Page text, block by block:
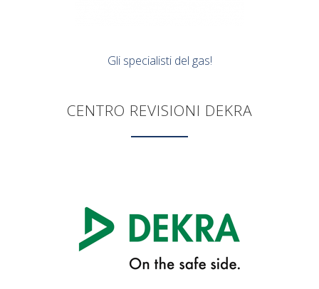
Gli specialisti del gas!
CENTRO REVISIONI DEKRA